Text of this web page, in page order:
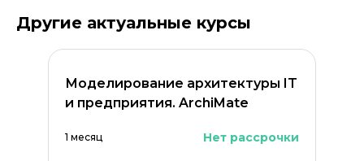
Другие актуальные курсы
Моделирование архитектуры IT
и предприятия. ArchiMate
1 месяц Нет рассрочки